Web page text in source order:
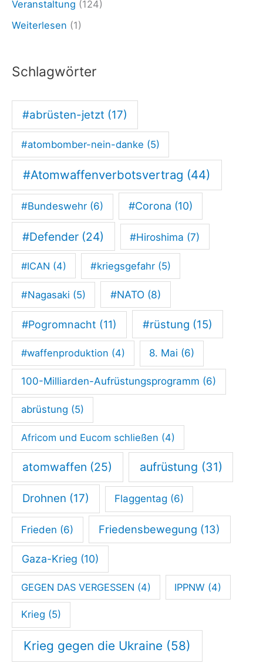
Veranstaltung (124)
Weiterlesen (1)
Schlagwörter
#abrüsten-jetzt (17)
#atombomber-nein-danke (5)
#Atomwaffenverbotsvertrag (44)
#Bundeswehr (6) #Corona (10)
#Defender (24) #Hiroshima (7)
#ICAN (4) #kriegsgefahr(5)
#Nagasaki (5) #NATO(8)
#Pogromnacht (11) #rüstung (15)
#waffenproduktion (4) 8. Mai (6)
100-Milliarden-Aufrüstungsprogramm (6)
abrüstung (5)
Africom und Eucom schließen (4)
atomwaffen (25) aufrüstung (31)
Drohnen (17) Flaggentag (6)
Frieden (6) Friedensbewegung (13)
Gaza-Krieg (10)
GEGEN DAS VERGESSEN (4) IPPNW (4)
Krieg (5)
Krieg gegen die Ukraine (58)